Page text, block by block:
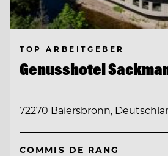
TOP ARBEITGEBER
Genusshotel
72270 Baiersbronn,
COMMIS DE RANG